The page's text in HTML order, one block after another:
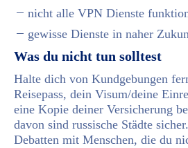
nicht alle VPN Dienste
gewisse Dienste in naher
Was du nicht tun solltest
Halte dich von Kundgebungen
Reisepass, dein Visum/deine
eine Kopie deiner Versicherung
davon sind russische Städte
Debatten mit Menschen, die du